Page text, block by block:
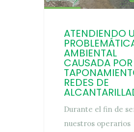
ATENDIENDO
AMBIENTAL
CAUSADA POR
REDES DE
Durante el fin de
nuestros operarios